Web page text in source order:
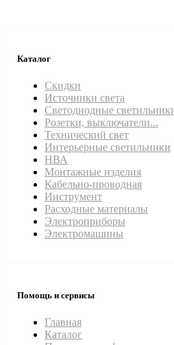
Каталог
Скидки
Источники света
Светодиодные
Розетки, выключатели...
Технический свет
Интерьерные светильники
НВА
Монтажные изделия
Кабельно-проводная
Инструмент
Расходные материалы
Электроприборы
Электромашины
Помощь и сервисы
Главная
Каталог